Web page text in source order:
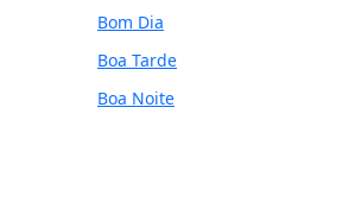
Bom Dia
Boa Tarde
Boa Noite